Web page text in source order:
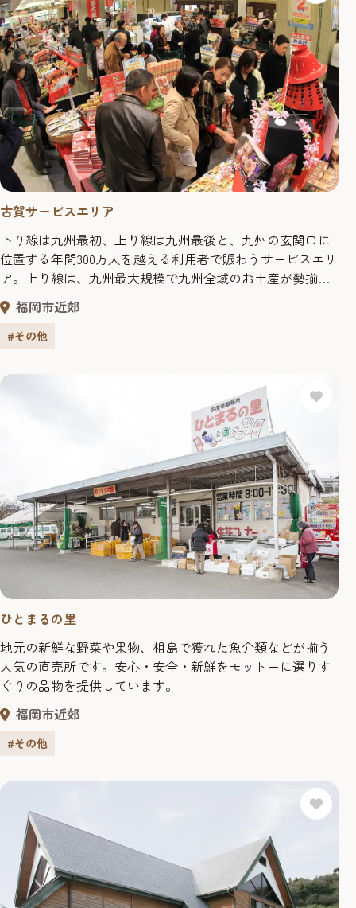
古賀サービスエリア
下り線は九州最初、上り線は九州最後と、九州の玄関口に
位置する年間300万人を越える利用者で賑わうサービスエリ
ア。上り線は、九州最大規模で九州全域のお土産が勢揃い
するなど西日本で売上第一を誇るほどの人気ぶり。下り線
は、古賀市ブランド「焦がし商品」にも認定されている
「焦がし醤油ラーメン」をはじめ、飲食コーナーが充実。
線、下り線とも一般道から出入...
福岡市近郊
#その他
ひとまるの里
地元の新鮮な野菜や果物、相島で獲れた魚介類などが揃う
人気の直売所です。安心・安全・新鮮をモットーに選りす
ぐりの品物を提供しています。
福岡市近郊
#その他